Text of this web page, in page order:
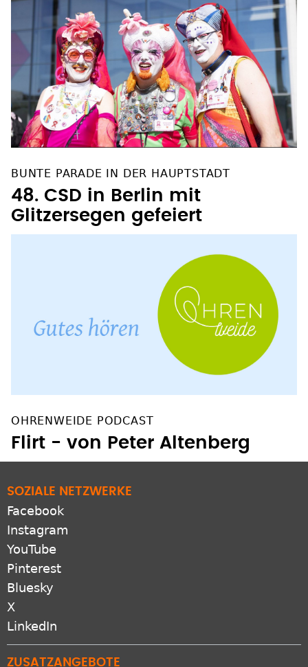
BUNTE PARADE IN DER HAUPTSTADT
48. CSD in Berlin mit
Glitzersegen gefeiert
OHRENWEIDE PODCAST
Flirt - von Peter Altenberg
SOZIALE NETZWERKE
Facebook
Instagram
YouTube
Pinterest
Bluesky
X
LinkedIn
ZUSATZANGEBOTE